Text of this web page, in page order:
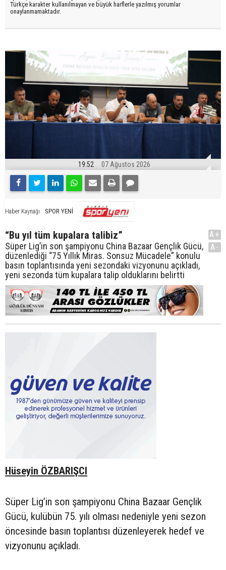
Türkçe karakter kullanılmayan ve büyük harflerle yazılmış yorumlar
onaylanmamaktadır.
19:52 07 Ağustos 2026
Haber Kaynağı SPOR YENİ
“Bu yıl tüm kupalara talibiz”
Süper Lig’in son şampiyonu China Bazaar Gençlik Gücü,
düzenlediği “75 Yıllık Miras. Sonsuz Mücadele” konulu
basın toplantısında yeni sezondaki vizyonunu açıkladı,
yeni sezonda tüm kupalara talip olduklarını belirtti
A+
A-
Hüseyin ÖZBARIŞCI
Süper Lig’in son şampiyonu China Bazaar Gençlik
Gücü, kulübün 75. yılı olması nedeniyle yeni sezon
öncesinde basın toplantısı düzenleyerek hedef ve
vizyonunu açıkladı.